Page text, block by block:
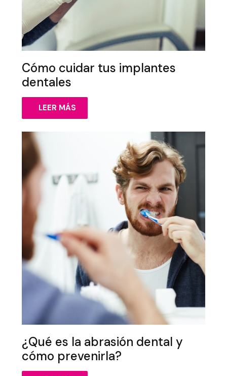
Cómo cuidar tus implantes
dentales
LEER MÁS
¿Qué es la abrasión dental y
cómo prevenirla?